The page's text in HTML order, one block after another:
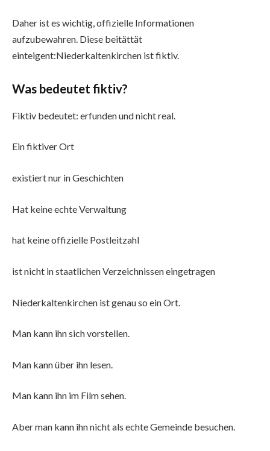
Daher ist es wichtig, offizielle Informationen
aufzubewahren. Diese beitättät
einteigent:Niederkaltenkirchen ist fiktiv.
Was bedeutet fiktiv?
Fiktiv bedeutet: erfunden und nicht real.
Ein fiktiver Ort
existiert nur in Geschichten
Hat keine echte Verwaltung
hat keine offizielle Postleitzahl
ist nicht in staatlichen Verzeichnissen eingetragen
Niederkaltenkirchen ist genau so ein Ort.
Man kann ihn sich vorstellen.
Man kann über ihn lesen.
Man kann ihn im Film sehen.
Aber man kann ihn nicht als echte Gemeinde besuchen.